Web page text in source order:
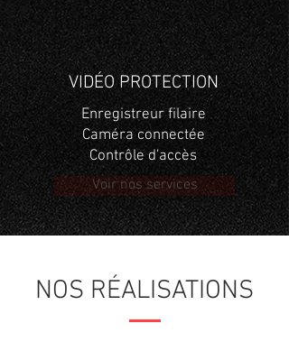
VIDÉO PROTECTION
Enregistreur filaire
Caméra connectée
Contrôle d'accès
Voir nos services
NOS RÉALISATIONS